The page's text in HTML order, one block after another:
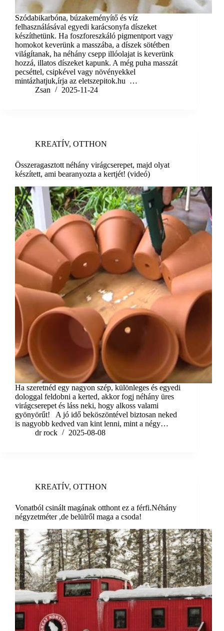
Szódabikarbóna, búzakeményítő és víz
felhasználásával egyedi karácsonyfa díszeket
készíthetünk. Ha foszforeszkáló pigmentport vagy
homokot keverünk a masszába, a díszek sötétben
világítanak, ha néhány csepp illóolajat is keverünk
hozzá, illatos díszeket kapunk. A még puha masszát
pecséttel, csipkével vagy növényekkel
mintázhatjuk,írja az eletszepitok.hu …
Zsan
2025-11-24
KREATÍV, OTTHON
Összeragasztott néhány virágcserepet, majd olyat
készített, ami bearanyozta a kertjét! (videó)
Ha szeretnéd egy nagyon szép, különleges és egyedi
dologgal feldobni a kerted, akkor fogj néhány üres
virágcserepet és láss neki, hogy alkoss valami
gyönyörűt! A jó idő beköszöntével biztosan neked
is nagyobb kedved van kint lenni, mint a négy…
dr rock
2025-08-08
KREATÍV, OTTHON
Vonatból csinált magának otthont ez a férfi.Néhány
négyzetméter ,de belülről maga a csoda!